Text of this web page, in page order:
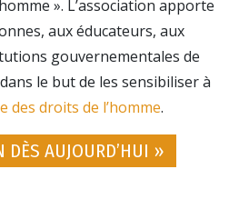
». L’association apporte
aux éducateurs, aux
gouvernementales de
le but de les sensibiliser à
des droits de l’homme.
DÈS AUJOURD’HUI »